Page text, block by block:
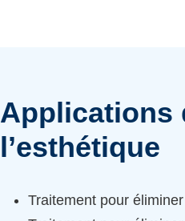
Applications
l’esthétique
Traitement pour